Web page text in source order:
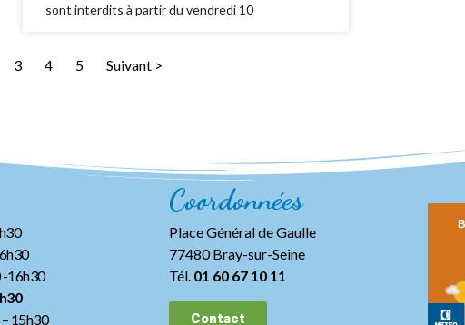
sont interdits à partir du vendredi 10
3 4 5 Suivant >
-16h30
– 15h30
Coordonnées
Place Général de Gaulle
77480 Bray-sur-Seine
Tél. 01 60 67 10 11
Contact